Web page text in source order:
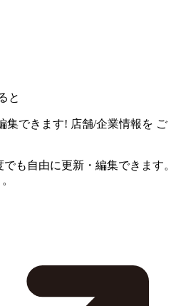
と
集できます! 店舗/企業情報を ご
も自由に更新・編集できます。